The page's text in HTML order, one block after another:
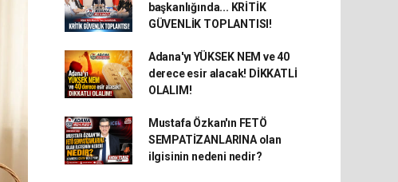
başkanlığında... KRİTİK
GÜVENLİK TOPLANTISI!
Adana'yı YÜKSEK NEM ve 40
derece esir alacak! DİKKATLİ
OLALIM!
Mustafa Özkan'ın FETÖ
SEMPATİZANLARINA olan
ilgisinin nedeni nedir?